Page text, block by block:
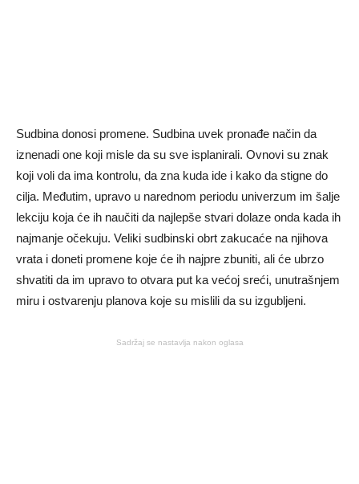
Sudbina donosi promene. Sudbina uvek pronađe način da
iznenadi one koji misle da su sve isplanirali. Ovnovi su znak
koji voli da ima kontrolu, da zna kuda ide i kako da stigne do
cilja. Međutim, upravo u narednom periodu univerzum im šalje
lekciju koja će ih naučiti da najlepše stvari dolaze onda kada ih
najmanje očekuju. Veliki sudbinski obrt zakucaće na njihova
vrata i doneti promene koje će ih najpre zbuniti, ali će ubrzo
shvatiti da im upravo to otvara put ka većoj sreći, unutrašnjem
miru i ostvarenju planova koje su mislili da su izgubljeni.
Sadržaj se nastavlja nakon oglasa